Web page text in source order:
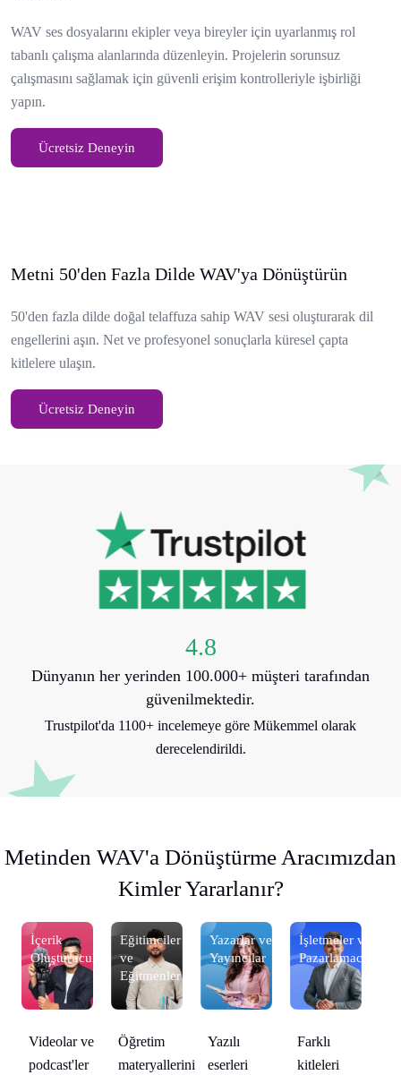
WAV ses dosyalarını ekipler veya bireyler için uyarlanmış rol
tabanlı çalışma alanlarında düzenleyin. Projelerin sorunsuz
çalışmasını sağlamak için güvenli erişim kontrolleriyle işbirliği
yapın.
Ücretsiz Deneyin
Metni 50'den Fazla Dilde WAV'ya Dönüştürün
50'den fazla dilde doğal telaffuza sahip WAV sesi oluşturarak dil
engellerini aşın. Net ve profesyonel sonuçlarla küresel çapta
kitlelere ulaşın.
Ücretsiz Deneyin
4.8
Dünyanın her yerinden 100.000+ müşteri tarafından
güvenilmektedir.
Trustpilot'da 1100+ incelemeye göre Mükemmel olarak
derecelendirildi.
Metinden WAV'a Dönüştürme Aracımızdan
Kimler Yararlanır?
İçerik
Oluşturucular
Videolar ve
podcast'ler
Eğitimciler
ve
Eğitmenler
Öğretim
materyallerini
Yazarlar ve
Yayıncılar
Yazılı
eserleri
İşletmeler ve
Pazarlamacılar
Farklı
kitleleri